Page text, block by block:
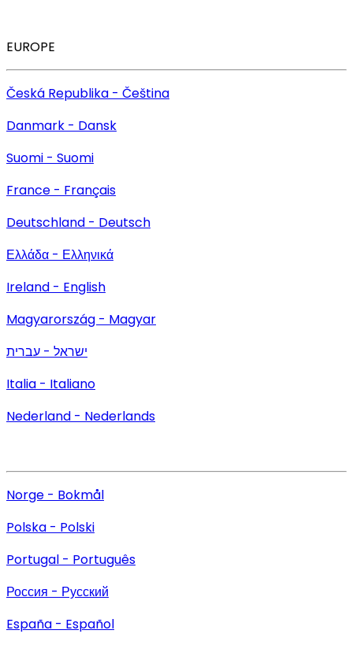
EUROPE
Česká Republika - Čeština
Danmark - Dansk
Suomi - Suomi
France - Français
Deutschland - Deutsch
Ελλάδα - Ελληνικά
Ireland - English
Magyarország - Magyar
ישראל - עברית
Italia - Italiano
Nederland - Nederlands
Norge - Bokmål
Polska - Polski
Portugal - Português
Россия - Русский
España - Español